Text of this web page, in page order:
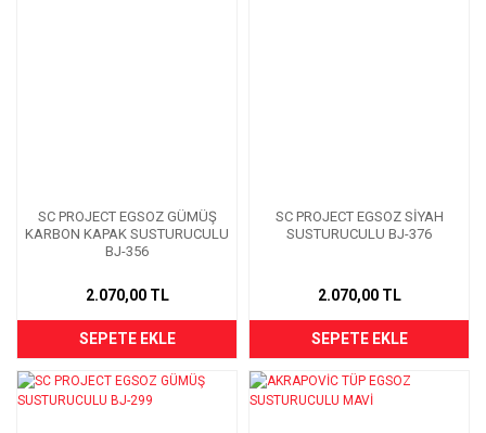
SC PROJECT EGSOZ GÜMÜŞ
KARBON KAPAK SUSTURUCULU
BJ-356
2.070,00 TL
SEPETE EKLE
SC PROJECT EGSOZ SİYAH
SUSTURUCULU BJ-376
2.070,00 TL
SEPETE EKLE